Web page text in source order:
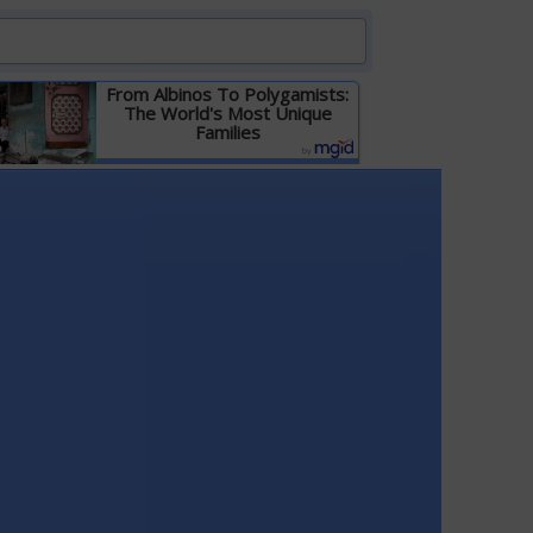
From Albinos To Polygamists:
The World's Most Unique
Families
Детальніше